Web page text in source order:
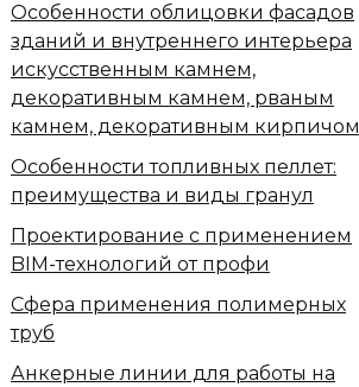
Особенности облицовки фасадов
зданий и внутреннего интерьера
искусственным камнем,
декоративным камнем, рваным
камнем, декоративным кирпичом
Особенности топливных пеллет:
преимущества и виды гранул
Проектирование с применением
BIM-технологий от профи
Сфера применения полимерных
труб
Анкерные линии для работы на